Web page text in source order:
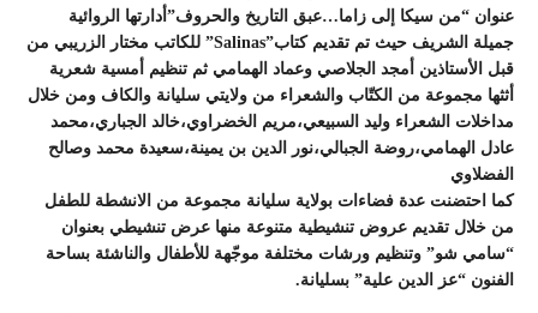
عنوان “من سيكا إلى زاما…عبق التاريخ والحروف”أدارتها الروائية
جميلة الشريف حيث تم تقديم كتاب”Salinas” للكاتب مختار الزريبي من
قبل الأستاذين أمجد الجلاصي وعماد الهمامي ثم تنظيم أمسية شعرية
أثثها مجموعة من الكتّاب والشعراء من ولايتي سليانة والكاف ومن خلال
مداخلات الشعراء وليد السبيعي،مريم الخضراوي،خالد الجباري،محمد
عادل الهمامي،روضة الجبالي،نور الدين بن يمينة،سعيدة محمد وصالح
الفضلاوي
كما احتضنت عدة فضاءات بولاية سليانة مجموعة من الانشطة للطفل
من خلال تقديم عروض تنشيطية متنوعة منها عرض تنشيطي بعنوان
“سامي شو” وتنظيم ورشات مختلفة موجّهة للأطفال والناشئة بساحة
الفنون “عز الدين علية” بسليانة.